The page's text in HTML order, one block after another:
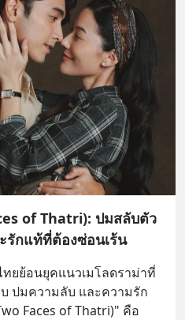
of Thatri): ปมสลับตัว
รักแท้ที่ต้องซ่อนเร้น
ยย้อนยุคแนวเมโลดราม่าที่
ปมความลับ และความรัก
Faces of Thatri)" คือ